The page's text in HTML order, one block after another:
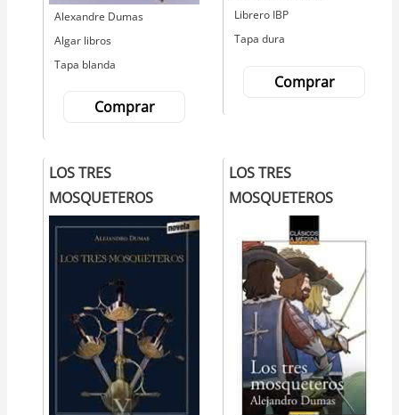
Autor
Alexandre Dumas
Editorial
Algar libros
Tapa blanda
Comprar
Editorial
Librero IBP
Tapa dura
Comprar
LOS TRES
MOSQUETEROS
LOS TRES
MOSQUETEROS